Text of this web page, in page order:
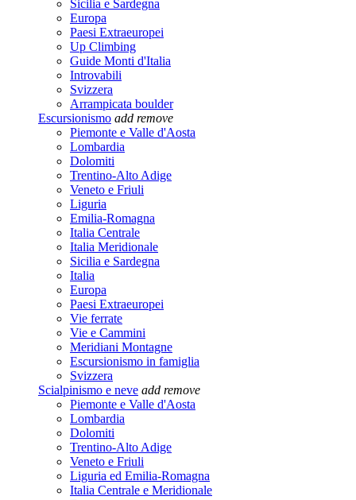
Sicilia e Sardegna
Europa
Paesi Extraeuropei
Up Climbing
Guide Monti d'Italia
Introvabili
Svizzera
Arrampicata boulder
Escursionismo add remove
Piemonte e Valle d'Aosta
Lombardia
Dolomiti
Trentino-Alto Adige
Veneto e Friuli
Liguria
Emilia-Romagna
Italia Centrale
Italia Meridionale
Sicilia e Sardegna
Italia
Europa
Paesi Extraeuropei
Vie ferrate
Vie e Cammini
Meridiani Montagne
Escursionismo in famiglia
Svizzera
Scialpinismo e neve add remove
Piemonte e Valle d'Aosta
Lombardia
Dolomiti
Trentino-Alto Adige
Veneto e Friuli
Liguria ed Emilia-Romagna
Italia Centrale e Meridionale